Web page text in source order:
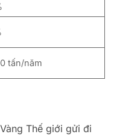
tấn/năm
Thế giới gửi đi